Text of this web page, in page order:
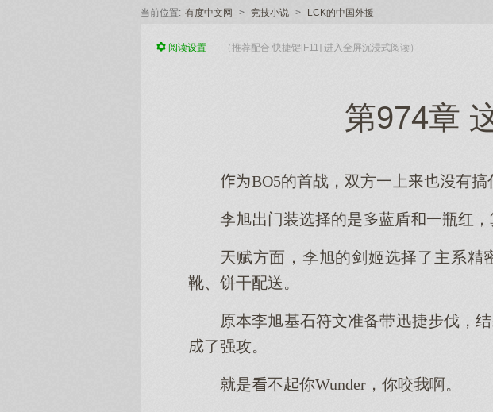
当前位置: 有度中文网 > 竞技小说 > LCK的中国外援
阅读设置 （推荐配合 快捷键[F11] 进入全屏沉浸式阅读）
第974章
BO5的首战，双方一有搞
李旭门装选择的是蓝盾一瓶红
赋方面，李旭的剑姬选择了主系精
靴、饼干配送。
原本李旭基石符文准备带迅捷步伐
了强攻。
就是不你Wunder，你咬我啊。